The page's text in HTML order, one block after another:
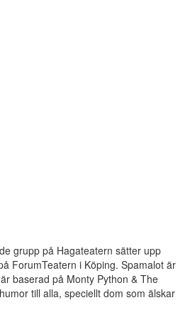
grupp på Hagateatern sätter upp
ForumTeatern i Köping. Spamalot är
baserad på Monty Python & The
till alla, speciellt dom som älskar